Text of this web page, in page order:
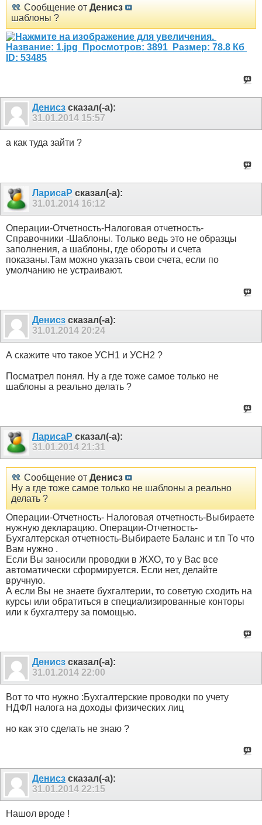
Сообщение от Денисз
шаблоны ?
Денисз сказал(-а):
31.01.2014 15:57
а как туда зайти ?
ЛарисаР сказал(-а):
31.01.2014 16:12
Операции-Отчетность-Налоговая отчетность-
Справочники -Шаблоны. Только ведь это не образцы
заполнения, а шаблоны, где обороты и счета
показаны.Там можно указать свои счета, если по
умолчанию не устраивают.
Денисз сказал(-а):
31.01.2014 20:24
А скажите что такое УСН1 и УСН2 ?
Посматрел понял. Ну а где тоже самое только не
шаблоны а реально делать ?
ЛарисаР сказал(-а):
31.01.2014 21:31
Сообщение от Денисз
Ну а где тоже самое только не шаблоны а реально
делать ?
Операции-Отчетность- Налоговая отчетность-Выбираете
нужную декларацию. Операции-Отчетность-
Бухгалтерская отчетность-Выбираете Баланс и т.п То что
Вам нужно .
Если Вы заносили проводки в ЖХО, то у Вас все
автоматически сформируется. Если нет, делайте
вручную.
А если Вы не знаете бухгалтерии, то советую сходить на
курсы или обратиться в специализированные конторы
или к бухгалтеру за помощью.
Денисз сказал(-а):
31.01.2014 22:00
Вот то что нужно :Бухгалтерские проводки по учету
НДФЛ налога на доходы физических лиц
но как это сделать не знаю ?
Денисз сказал(-а):
31.01.2014 22:15
Нашол вроде !